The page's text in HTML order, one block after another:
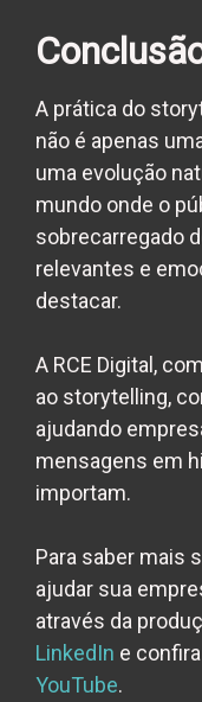
A prática do
não é apenas
uma evolução
mundo onde o
sobrecarregado
relevantes e
destacar.
A RCE Digital,
ao storytelling,
ajudando
mensagens em
importam.
Para saber mais
ajudar sua
através da
LinkedIn e
YouTube.